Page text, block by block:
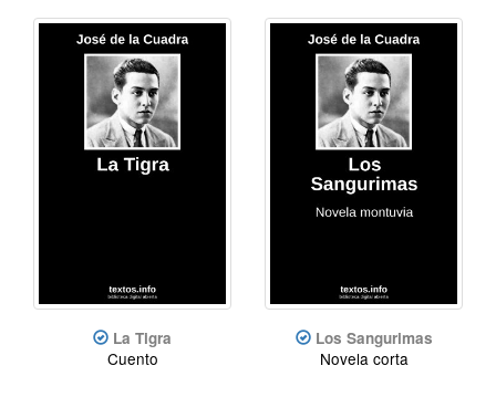
La Tigra
Cuento
Los Sangurimas
Novela corta